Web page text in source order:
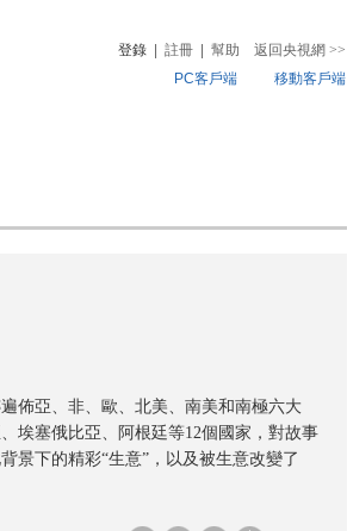
登錄 註冊 幫助 返回央視網 >>
PC客戶端
移動客戶端
佈亞、非、歐、北美、南美和南極六大
埃塞俄比亞、阿根廷等12個國家，對故事
景下的精彩“生意”，以及被生意改變了